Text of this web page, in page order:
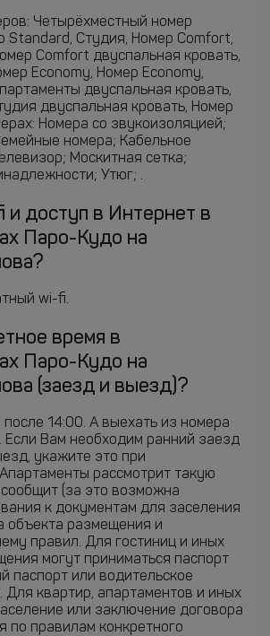
Четырёхместный номер
Standard, Студия, Номер Comfort,
Comfort двуспальная кровать,
Economy, Номер Economy,
двуспальная кровать,
двуспальная кровать, Номер
Номера со звукоизоляцией;
номера; Кабельное
Москитная сетка;
Утюг; .
и доступ в Интернет в
Паро-Кудо на
wi-fi.
время в
Паро-Кудо на
(заезд и выезд)?
14:00. А выехать из номера
Если Вам необходим ранний заезд
укажите это при
рассмотрит такую
(за это возможна
к документам для заселения
объекта размещения и
правил. Для гостиниц и иных
могут приниматься паспорт
паспорт или водительское
Для квартир, апартаментов и иных
или заключение договора
по правилам конкретного